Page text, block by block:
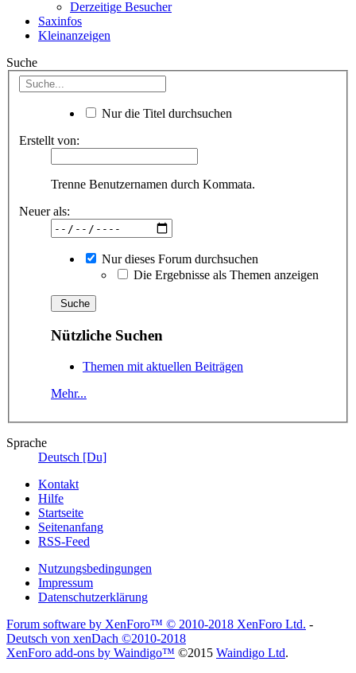
Derzeitige Besucher
Saxinfos
Kleinanzeigen
Suche
Nur die Titel durchsuchen
Erstellt von:
Trenne Benutzernamen durch Kommata.
Neuer als:
Nur dieses Forum durchsuchen
Die Ergebnisse als Themen anzeigen
Nützliche Suchen
Themen mit aktuellen Beiträgen
Mehr...
Sprache
Deutsch [Du]
Kontakt
Hilfe
Startseite
Seitenanfang
RSS-Feed
Nutzungsbedingungen
Impressum
Datenschutzerklärung
Forum software by XenForo™ © 2010-2018 XenForo Ltd. -
Deutsch von xenDach ©2010-2018
XenForo add-ons by Waindigo™ ©2015 Waindigo Ltd.